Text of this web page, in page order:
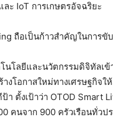
ะ IoT การเกษตรอัจฉริยะ
ถือเป็นก้าวสำคัญในการ
โนโลยีและนวัตกรรมดิจิทัล
งโอกาสใหม่ทางเศรษฐกิจ
ป้า ตั้งเป้าว่า OTOD
คนจาก 900 ครัวเรือนทั่วป